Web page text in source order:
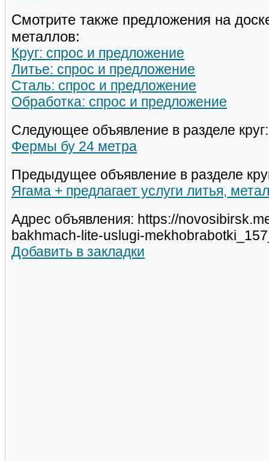
Смотрите также предложения на
металлов:
Круг: спрос и предложение
Литье: спрос и предложение
Сталь: спрос и предложение
Обработка: спрос и предложение
Следующее объявление в разделе круг:
Фермы бу 24 метра
Предыдущее объявление в разделе
Ягама + предлагает услуги литья,
Адрес объявления: https://
bakhmach-lite-uslugi-
Добавить в закладки